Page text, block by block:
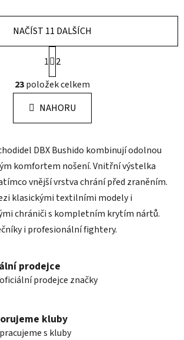
O
v
l
á
d
c
í
p
r
v
k
y
p
i
NAČÍST 11 DALŠÍCH
S
t
r
á
n
k
n
í
1
2
23položek celkem
NAHORU
DBX Bushido kombinují odolnou
komfortem nošení. Vnitřní výstelka
vnější vrstva chrání před zraněním.
klasickými textilními modely i
chrániči s kompletním krytím nártů.
i profesionální fightery.
prodejce
prodejce značky
kluby
s kluby